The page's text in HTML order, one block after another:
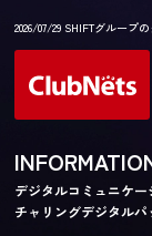
2026/07/29 SHIFTグルー
デジタルコミュニケ
チャリングデジタル